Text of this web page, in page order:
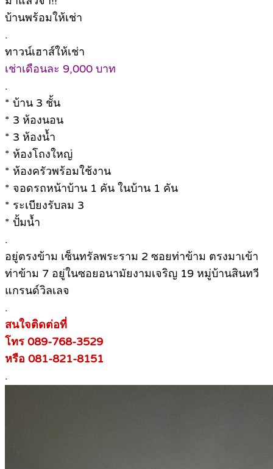
บ้านพร้อมให้เช่า
.
ทาวน์เฮาส์ให้เช่า
เช่าเดือนละ 9,000 บาท
.
* บ้าน 3 ชั้น
* 3 ห้องนอน
* 3 ห้องน้ำ
* ห้องโถงใหญ่
* ห้องครัวพร้อมใช้งาน
* จอดรถหน้าบ้าน 1 คัน ในบ้าน 1 คัน
* ระเบียงรับลม 3
* ปั้มน้ำ
.
อยู่ตรงข้าม เซ็นทรัลพระราม 2 ซอยท่าข้าม ตรงมาเข้า
ท่าข้าม 7 อยู่ในซอยอนามัยงามเจริญ 19 หมู่บ้านสินทวี
แกรนด์วิลเลจ
.
สนใจติดต่อที่
โทร 089-768-3529
หรือ 081-821-8151
.